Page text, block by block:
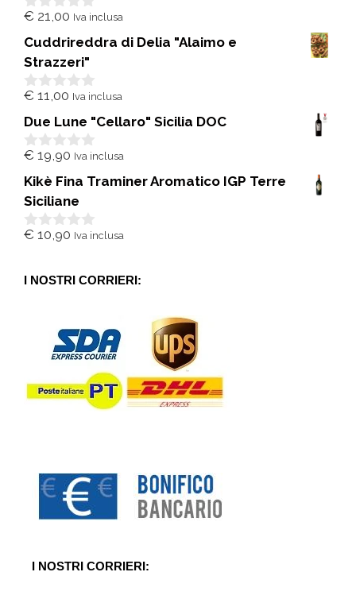
0
u
5
€ 21,00 Iva inclusa
Cuddrireddra di Delia "Alaimo e
Strazzeri"
0
u
5
€ 11,00 Iva inclusa
Due Lune "Cellaro" Sicilia DOC
0
u
5
€ 19,90 Iva inclusa
Kikè Fina Traminer Aromatico IGP Terre
Siciliane
0
5
€ 10,90 Iva inclusa
I NOSTRI CORRIERI:
I NOSTRI CORRIERI: